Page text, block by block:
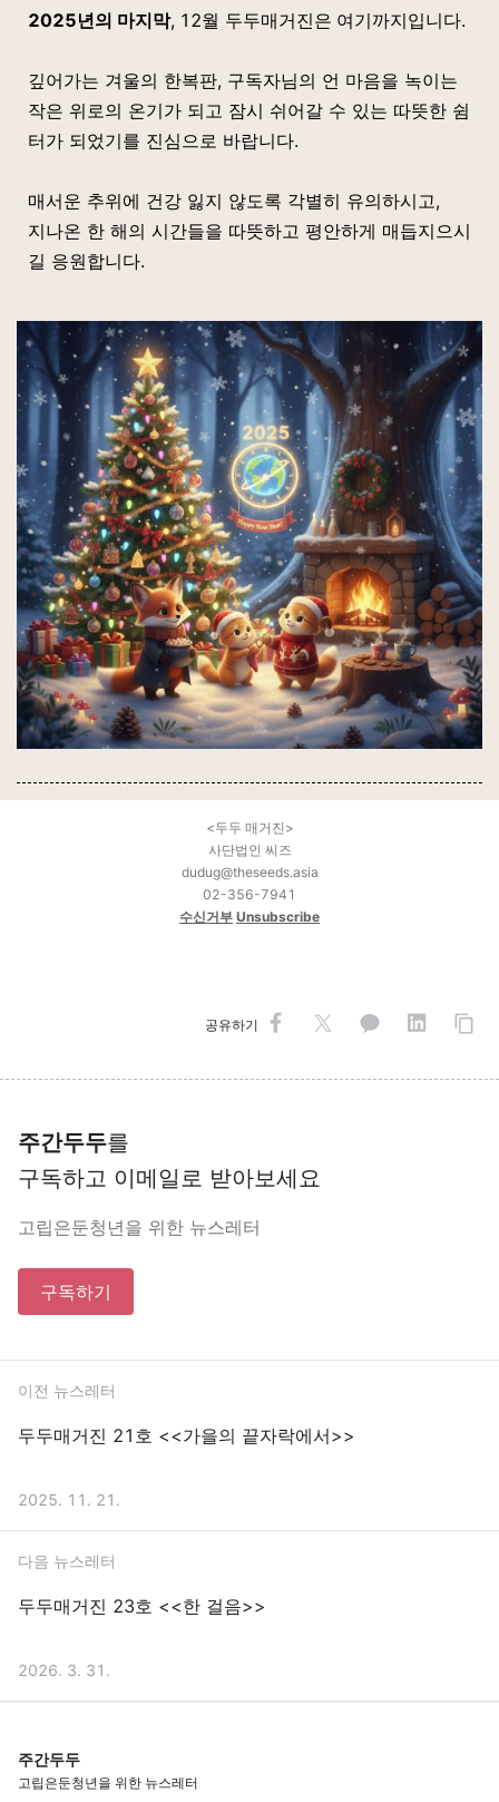
2025년의 마지막, 12월 두두매거진은 여기까지입니다.
깊어가는 겨울의 한복판, 구독자님의 언 마음을 녹이는
작은 위로의 온기가 되고 잠시 쉬어갈 수 있는 따뜻한 쉼
터가 되었기를 진심으로 바랍니다.
매서운 추위에 건강 잃지 않도록 각별히 유의하시고,
지나온 한 해의 시간들을 따뜻하고 평안하게 매듭지으시
길 응원합니다.
<두두 매거진>
사단법인 씨즈
dudug@theseeds.asia
02-356-7941
수신거부 Unsubscribe
공유하기
주간두두를
구독하고 이메일로 받아보세요
고립은둔청년을 위한 뉴스레터
구독하기
이전 뉴스레터
두두매거진 21호 <<가을의 끝자락에서>>
2025. 11. 21.
다음 뉴스레터
두두매거진 23호 <<한 걸음>>
2026. 3. 31.
주간두두
고립은둔청년을 위한 뉴스레터